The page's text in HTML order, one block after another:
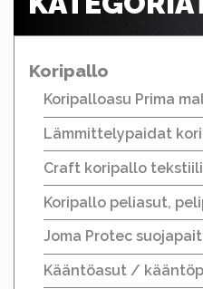
Koripallo
Koripalloasu Prima
Lämmittelypaidat
Craft koripallo
Koripallo peliasut,
Joma Protec
Kääntöasut /